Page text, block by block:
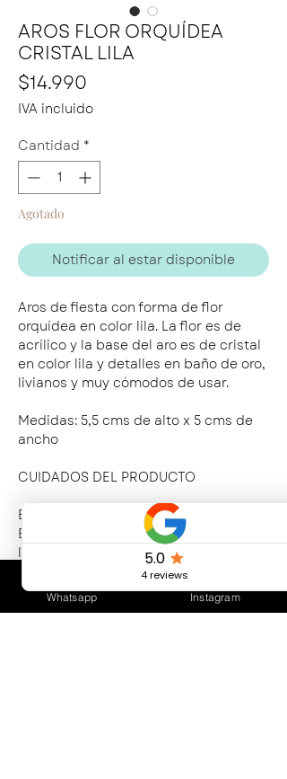
AROS FLOR ORQUÍDEA
CRISTAL LILA
$14.990
IVA incluido
Cantidad *
Agotado
Notificar al estar disponible
Aros de fiesta con forma de flor
orquídea en color lila. La flor es de
acrílico y la base del aro es de cristal
en color lila y detalles en baño de oro,
livianos y muy cómodos de usar.
Medidas: 5,5 cms de alto x 5 cms de
ancho
CUIDADOS DEL PRODUCTO
Evitar el contacto frecuente con agua.
Evitar el contacto con productos de
limpieza abrasivos y cloro.
Evitar perfumes y cosméticos.
Conservar en un lugar seco, sin
contacto con otros elementos de
Whatsapp Instagram